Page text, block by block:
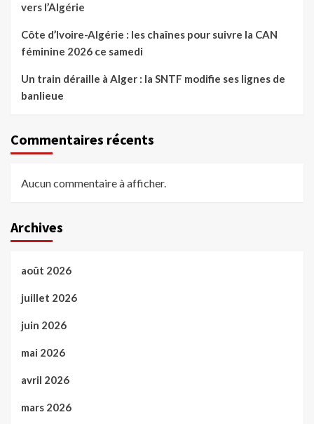
vers l’Algérie
Côte d’Ivoire-Algérie : les chaînes pour suivre la CAN
féminine 2026 ce samedi
Un train déraille à Alger : la SNTF modifie ses lignes de
banlieue
Commentaires récents
Aucun commentaire à afficher.
Archives
août 2026
juillet 2026
juin 2026
mai 2026
avril 2026
mars 2026